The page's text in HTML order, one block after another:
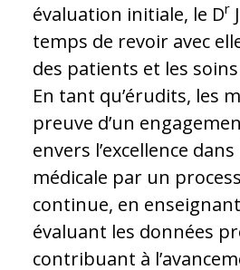
évaluation initiale, le Dr
temps de revoir avec
des patients et les
En tant qu’érudits, les
preuve d’un
envers l’excellence
médicale par un
continue, en
évaluant les données
contribuant à